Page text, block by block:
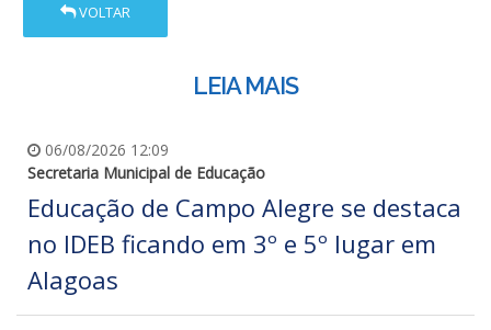
VOLTAR
LEIA MAIS
06/08/2026 12:09
Secretaria Municipal de Educação
Educação de Campo Alegre se destaca
no IDEB ficando em 3º e 5º lugar em
Alagoas